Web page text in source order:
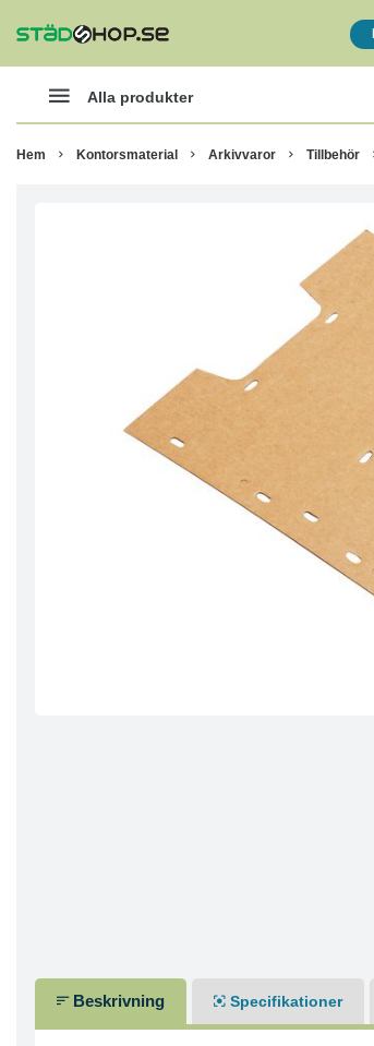
Alla produkter
Hem Kontorsmaterial Arkivvaror Tillbehör
Beskrivning Specifikationer